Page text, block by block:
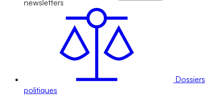
newsletters
Dossiers
politiques